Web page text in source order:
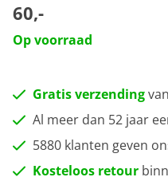
60,-
Op voorraad
Gratis verzending
Al meer dan 52 jaar
5880 klanten geven
Kosteloos retour